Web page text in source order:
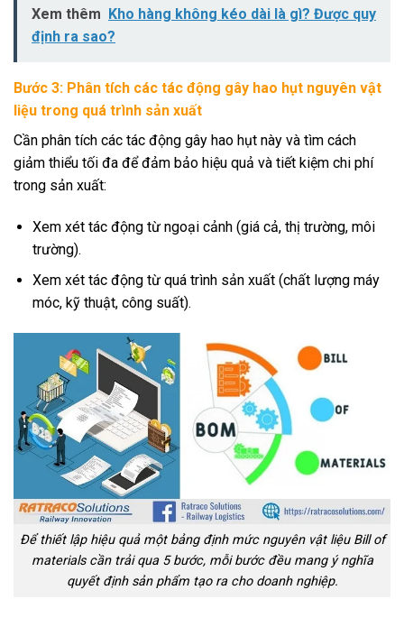
Xem thêm Kho hàng không kéo dài là gì? Được quy
định ra sao?
Bước 3: Phân tích các tác động gây hao hụt nguyên vật
liệu trong quá trình sản xuất
Cần phân tích các tác động gây hao hụt này và tìm cách
giảm thiểu tối đa để đảm bảo hiệu quả và tiết kiệm chi phí
trong sản xuất:
Xem xét tác động từ ngoại cảnh (giá cả, thị trường, môi
trường).
Xem xét tác động từ quá trình sản xuất (chất lượng máy
móc, kỹ thuật, công suất).
Để thiết lập hiệu quả một bảng định mức nguyên vật liệu Bill of
materials cần trải qua 5 bước, mỗi bước đều mang ý nghĩa
quyết định sản phẩm tạo ra cho doanh nghiệp.